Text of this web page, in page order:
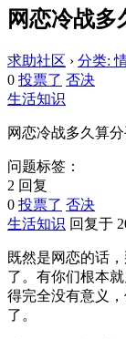
网恋冷战多
求助社区 › 分类:
0 投票了 否决
生活知识
网恋冷战多久算分
问题标签：
2 回复
0 投票了 否决
生活知识 回复于
既然是网恋的话
了。有你们根本
得完全没有意义
了。